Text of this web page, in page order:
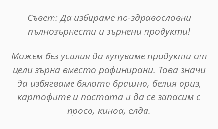
Съвет: Да избираме по-здравословни
пълнозърнести и зърнени продукти!
Можем без усилия да купуваме продукти от
цели зърна вместо рафинирани. Това значи
да избягваме бялото брашно, белия ориз,
картофите и пастата и да се запасим с
просо, киноа, елда.